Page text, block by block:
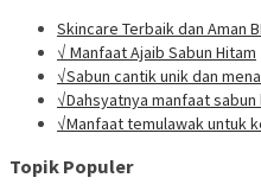
Skincare Terbaik dan Aman
√ Manfaat Ajaib Sabun Hitam
√Sabun cantik unik dan
√Dahsyatnya manfaat
√Manfaat temulawak untuk
Topik Populer